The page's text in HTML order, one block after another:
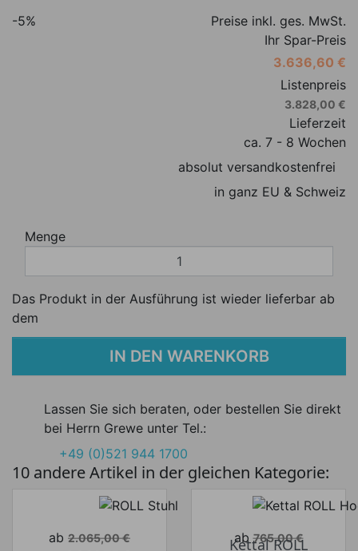
-5%
Preise inkl. ges. MwSt.
Ihr Spar-Preis
3.636,60 €
Listenpreis
3.828,00 €
Lieferzeit
ca. 7 - 8 Wochen
absolut versandkostenfrei
in ganz EU & Schweiz
Menge
Das Produkt in der Ausführung ist wieder lieferbar ab
dem
IN DEN WARENKORB
Lassen Sie sich beraten, oder bestellen Sie direkt
bei Herrn Grewe unter Tel.:
+49 (0)521 944 1700
10 andere Artikel in der gleichen Kategorie:
Verkaufspreis
ab 2.065,00 € Verkaufspreis
ab 765,00 €
Kettal ROLL